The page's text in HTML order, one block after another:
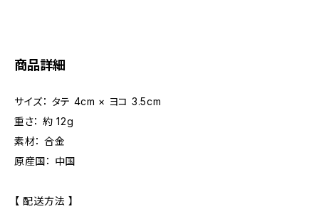
商品詳細
サイズ： タテ 4cm × ヨコ 3.5cm
重さ： 約 12g
素材： 合金
原産国： 中国
【 配送方法 】